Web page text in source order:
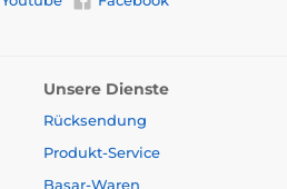
Unsere Dienste
Rücksendung
Produkt-Service
Basar-Waren